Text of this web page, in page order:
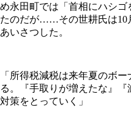
め永田町では「首相にハシ
たのだが……その世耕氏は10
あいさつした。
「所得税減税は来年夏のボ
る。『手取りが増えたな』
対策をとっていく」